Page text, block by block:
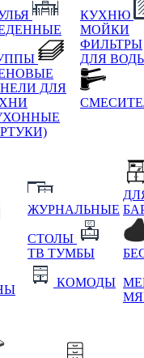
ДЛЯ
КУХНЮ
МОЙКИ
ФИЛЬТРЫ
ДЛЯ
ЖУРНАЛЬНЫЕ
СТОЛЫ
ТВ ТУМБЫ
КОМОДЫ